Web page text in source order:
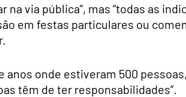
na via pública”, mas “todas as
em festas particulares ou
onde estiveram 500
têm de ter responsabilidades”.